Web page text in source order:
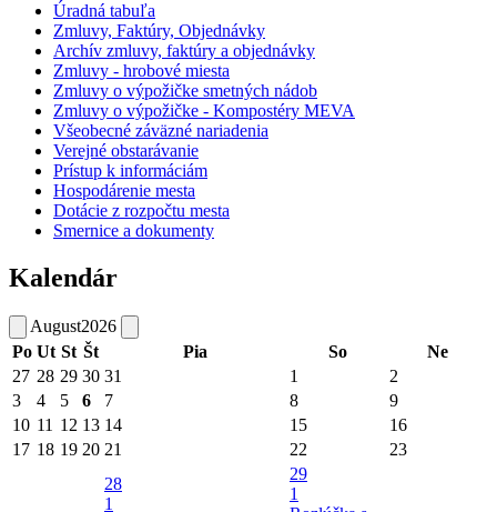
Úradná tabuľa
Zmluvy, Faktúry, Objednávky
Archív zmluvy, faktúry a objednávky
Zmluvy - hrobové miesta
Zmluvy o výpožičke smetných nádob
Zmluvy o výpožičke - Kompostéry MEVA
Všeobecné záväzné nariadenia
Verejné obstarávanie
Prístup k informáciám
Hospodárenie mesta
Dotácie z rozpočtu mesta
Smernice a dokumenty
Kalendár
August2026
Po Ut St Št Pia So
Ne
27 28 29 30 31 1
2
3
4 5 6 7 8
9
10 11 12 13 14 15
16
17 18 19 20 21 22
23
28
1
29
1